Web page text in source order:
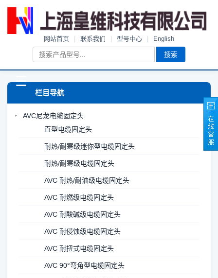
网站首页 联系我们 型号中心 English
搜索
☰
栏目导航
AVC尼龙电缆固定头
直型电缆固定头
耐热/耐寒级迷你型电缆固定头
耐热/耐寒级电缆固定头
AVC 耐热/耐油级电缆固定头
AVC 耐燃级电缆固定头
AVC 耐酸碱级电缆固定头
AVC 耐侵蚀级电缆固定头
AVC 耐扭式电缆固定头
AVC 90°弯角型电缆固定头